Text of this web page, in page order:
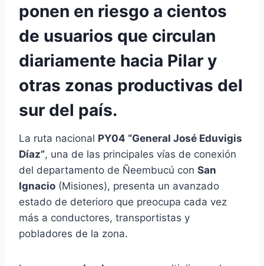
ponen en riesgo a cientos
de usuarios que circulan
diariamente hacia Pilar y
otras zonas productivas del
sur del país.
La ruta nacional PY04 “General José Eduvigis
Díaz”, una de las principales vías de conexión
del departamento de Ñeembucú con San
Ignacio (Misiones), presenta un avanzado
estado de deterioro que preocupa cada vez
más a conductores, transportistas y
pobladores de la zona.